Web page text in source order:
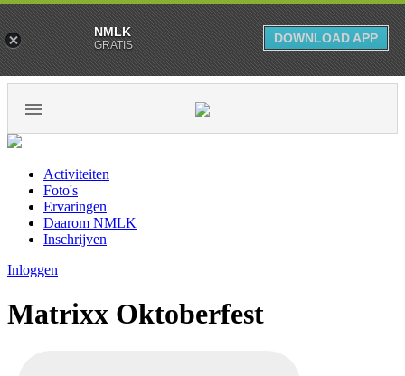
Activiteiten
Foto's
Ervaringen
Daarom NMLK
Inschrijven
Inloggen
Matrixx Oktoberfest
NMLK
GRATIS DOWNLOAD APP